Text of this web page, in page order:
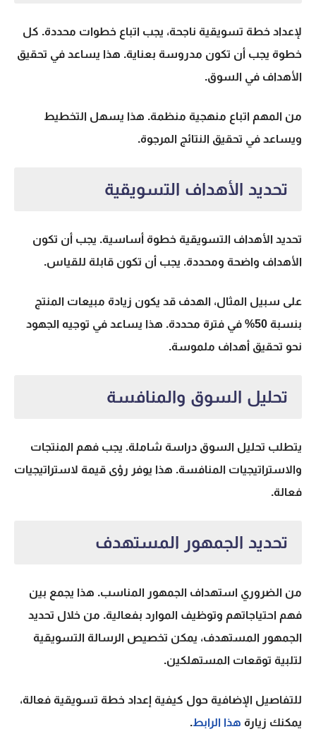
لإعداد خطة تسويقية ناجحة، يجب اتباع خطوات محددة. كل
خطوة يجب أن تكون مدروسة بعناية. هذا يساعد في تحقيق
الأهداف في السوق.
من المهم اتباع منهجية منظمة. هذا يسهل التخطيط
ويساعد في تحقيق النتائج المرجوة.
تحديد الأهداف التسويقية
تحديد الأهداف التسويقية خطوة أساسية. يجب أن تكون
الأهداف واضحة ومحددة. يجب أن تكون قابلة للقياس.
على سبيل المثال، الهدف قد يكون زيادة مبيعات المنتج
بنسبة 50% في فترة محددة. هذا يساعد في توجيه الجهود
نحو تحقيق أهداف ملموسة.
تحليل السوق والمنافسة
يتطلب تحليل السوق دراسة شاملة. يجب فهم المنتجات
والاستراتيجيات المنافسة. هذا يوفر رؤى قيمة لاستراتيجيات
فعالة.
تحديد الجمهور المستهدف
من الضروري استهداف الجمهور المناسب. هذا يجمع بين
فهم احتياجاتهم وتوظيف الموارد بفعالية. من خلال تحديد
الجمهور المستهدف، يمكن تخصيص الرسالة التسويقية
لتلبية توقعات المستهلكين.
للتفاصيل الإضافية حول كيفية إعداد خطة تسويقية فعالة،
يمكنك زيارة هذا الرابط.